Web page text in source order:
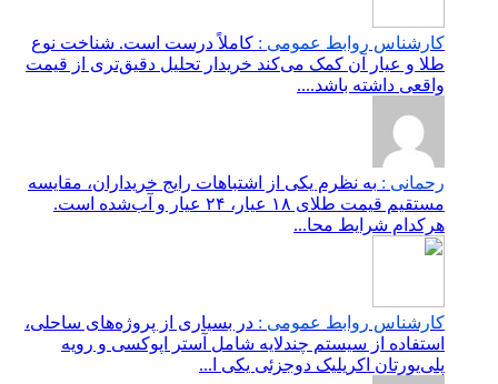
کارشناس روابط عمومی : کاملاً درست است. شناخت نوع
طلا و عیار آن کمک می‌کند خریدار تحلیل دقیق‌تری از قیمت
واقعی داشته باشد....
رحمانی : به نظرم یکی از اشتباهات رایج خریداران، مقایسه
مستقیم قیمت طلای ۱۸ عیار، ۲۴ عیار و آب‌شده است.
هرکدام شرایط محا...
کارشناس روابط عمومی : در بسیاری از پروژه‌های ساحلی،
استفاده از سیستم چندلایه شامل آستر اپوکسی و رویه
پلی‌یورتان اکریلیک دوجزئی یکی ا...